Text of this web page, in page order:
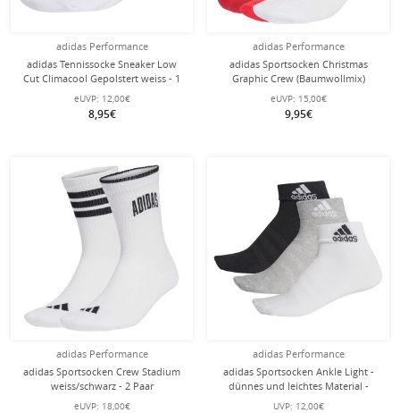
adidas Performance
adidas Tennissocke Sneaker Low
Cut Climacool Gepolstert weiss - 1
Paar
eUVP: 12,00€
8,95€
adidas Performance
adidas Sportsocken Christmas
Graphic Crew (Baumwollmix)
weiss/grün - 3 Paar
eUVP: 15,00€
9,95€
adidas Performance
adidas Sportsocken Crew Stadium
weiss/schwarz - 2 Paar
eUVP: 18,00€
adidas Performance
adidas Sportsocken Ankle Light -
dünnes und leichtes Material -
schwarz/weiss/grau - 3 Paar
UVP: 12,00€